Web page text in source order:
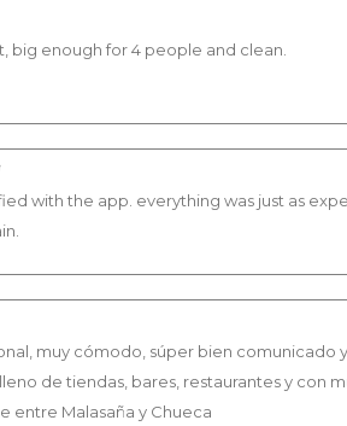
big enough for 4 people and clean.
with the app. everything was just as
muy cómodo, súper bien comunicado
de tiendas, bares, restaurantes y con
entre Malasaña y Chueca